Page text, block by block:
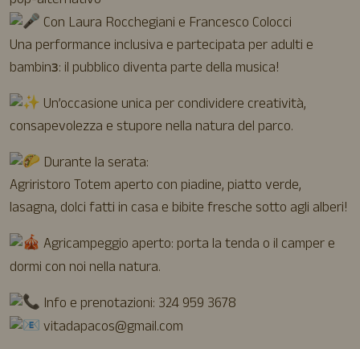
Con Laura Rocchegiani e Francesco Colocci
Una performance inclusiva e partecipata per adulti e
bambinз: il pubblico diventa parte della musica!
Un’occasione unica per condividere creatività,
consapevolezza e stupore nella natura del parco.
Durante la serata:
Agriristoro Totem aperto con piadine, piatto verde,
lasagna, dolci fatti in casa e bibite fresche sotto agli alberi!
Agricampeggio aperto: porta la tenda o il camper e
dormi con noi nella natura.
Info e prenotazioni: 324 959 3678
vitadapacos@gmail.com